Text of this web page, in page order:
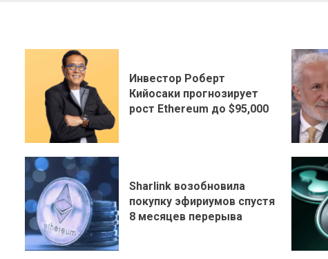
Инвестор Роберт
Кийосаки прогнозирует
рост Ethereum до $95,000
Sharlink возобновила
покупку эфириумов спустя
8 месяцев перерыва